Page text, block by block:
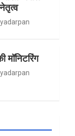
मॉनिटरिंग